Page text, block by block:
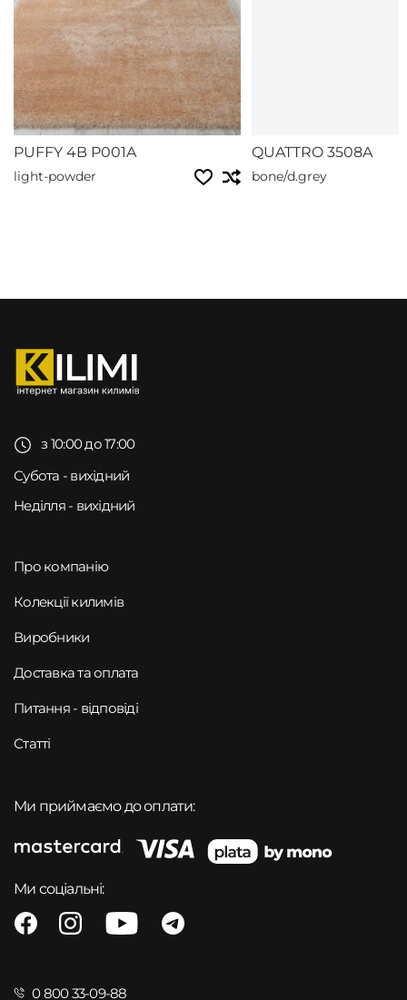
PUFFY 4B P001A
light-powder
QUATTRO 3508A
bone/d.grey
з 10:00 до 17:00
Субота - вихідний
Неділля - вихідний
Про компанію
Колекції килимів
Виробники
Доставка та оплата
Питання - відповіді
Статті
Ми приймаємо до оплати:
Ми соціальні:
0 800 33-09-88